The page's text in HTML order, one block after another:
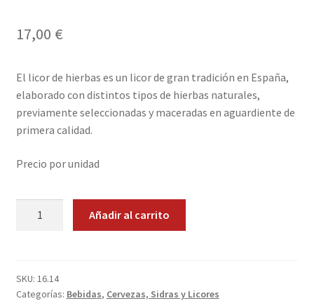
Novedades
Pescados y Mariscos
Política de Privacidad Y Cookies
Quienes somos
Tienda
17,00 €
El licor de hierbas es un licor de gran tradición en España,
elaborado con distintos tipos de hierbas naturales,
previamente seleccionadas y maceradas en aguardiente de
primera calidad.
Precio por unidad
Añadir al carrito
SKU: 16.14
Categorías: Bebidas, Cervezas, Sidras y Licores